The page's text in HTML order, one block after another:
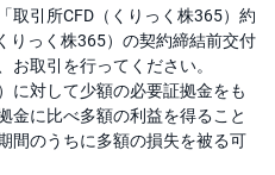
取引所CFD（くりっく株365）約
りっく株365）の契約締結前交付
取引を行ってください。
に対して少額の必要証拠金をも
金に比べ多額の利益を得ること
間のうちに多額の損失を被る可